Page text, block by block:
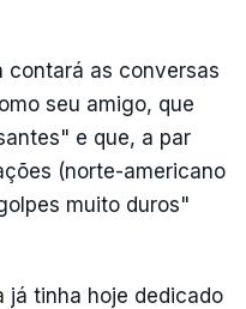
contará as conversas
seu amigo, que
e que, a par
(norte-americano
muito duros"
já tinha hoje dedicado